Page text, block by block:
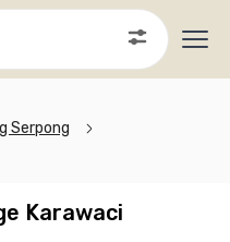
Serpong
Karawaci